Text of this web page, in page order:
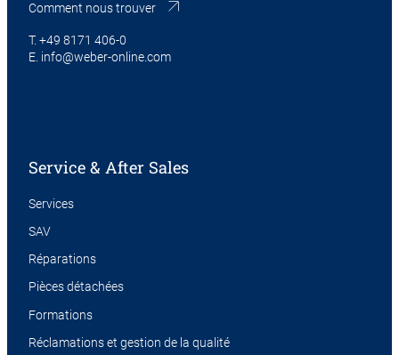
Comment nous trouver
T. +49 8171 406-0
E. info@weber-online.com
Service & After Sales
Services
SAV
Réparations
Pièces détachées
Formations
Réclamations et gestion de la qualité